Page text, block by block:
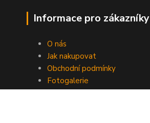
Informace pro zákazníky
O nás
Jak nakupovat
Obchodní podmínky
Fotogalerie
Kontakty